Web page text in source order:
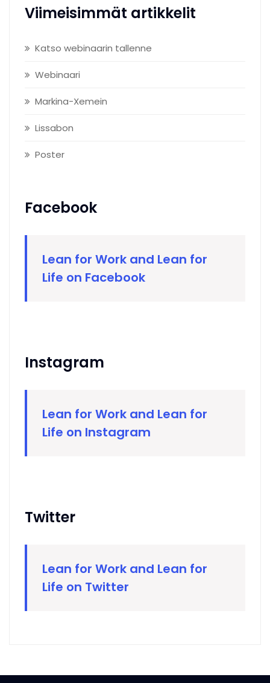
Viimeisimmät artikkelit
Katso webinaarin tallenne
Webinaari
Markina-Xemein
Lissabon
Poster
Facebook
Lean for Work and Lean for
Life on Facebook
Instagram
Lean for Work and Lean for
Life on Instagram
Twitter
Lean for Work and Lean for
Life on Twitter